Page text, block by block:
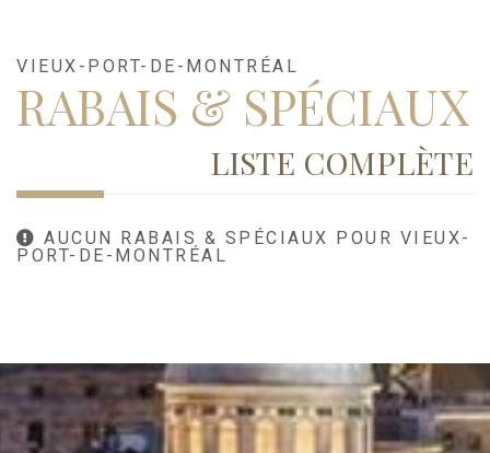
VIEUX-PORT-DE-MONTRÉAL
RABAIS & SPÉCIAUX
LISTE COMPLÈTE
AUCUN RABAIS & SPÉCIAUX POUR VIEUX-
PORT-DE-MONTRÉAL